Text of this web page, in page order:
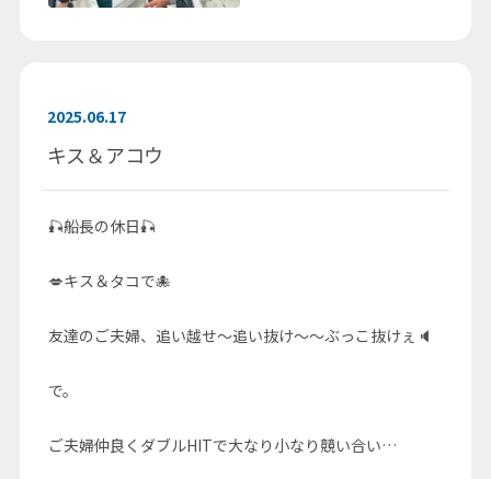
2025.06.17
キス＆アコウ
🎣船長の休日🎣
💋キス＆タコで🐙
友達のご夫婦、追い越せ〜追い抜け〜〜ぶっこ抜けぇ🔈
で。
ご夫婦仲良くダブルHITで大なり小なり競い合い…